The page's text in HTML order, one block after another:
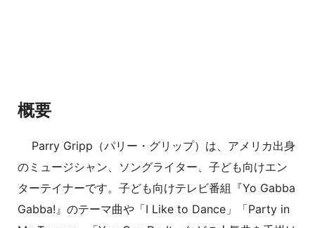
概要
Parry Gripp（パリー・グリップ）は、アメリカ出身
のミュージシャン、ソングライター、子ども向けエン
ターテイナーです。子ども向けテレビ番組『Yo Gabba
Gabba!』のテーマ曲や「I Like to Dance」「Party in